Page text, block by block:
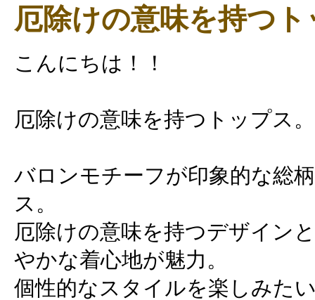
厄除けの意味を持つ
こんにちは！！
厄除けの意味を持つトップス。
バロンモチーフが印象的な総
ス。
厄除けの意味を持つデザイン
やかな着心地が魅力。
個性的なスタイルを楽しみた